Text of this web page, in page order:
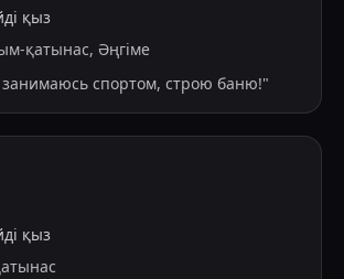
қыз
қатынас, Әңгіме
спортом, строю баню!"
қыз